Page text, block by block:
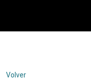
Volver